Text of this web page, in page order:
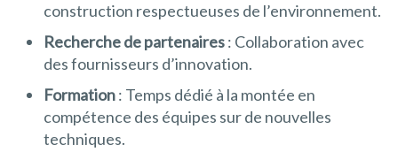
construction respectueuses de l’environnement.
Recherche de partenaires: Collaboration avec
des fournisseurs d’innovation.
Formation: Temps dédié à la montée en
compétence des équipes sur de nouvelles
techniques.